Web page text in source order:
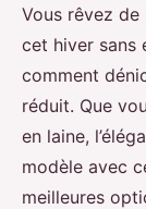
styles
Gabin• 9
Vous rêvez
cet hiver sans
comment
réduit. Que
en laine,
modèle avec
meilleures